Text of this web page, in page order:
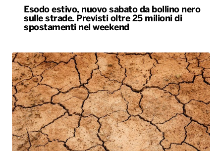
Esodo estivo, nuovo sabato da bollino nero
sulle strade. Previsti oltre 25 milioni di
spostamenti nel weekend